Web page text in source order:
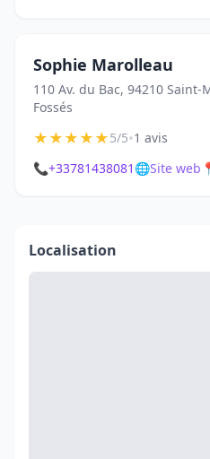
Sophie Marolleau
110 Av. du Bac, 94210 Saint-
Fossés
★★★★★5/5•1 avis
📞+33781438081 🌐Site web
Localisation